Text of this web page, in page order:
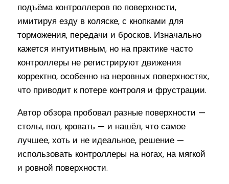
подъёма контроллеров по поверхности,
имитируя езду в коляске, с кнопками для
торможения, передачи и бросков. Изначально
кажется интуитивным, но на практике часто
контроллеры не регистрируют движения
корректно, особенно на неровных поверхностях,
что приводит к потере контроля и фрустрации.
Автор обзора пробовал разные поверхности —
столы, пол, кровать — и нашёл, что самое
лучшее, хоть и не идеальное, решение —
использовать контроллеры на ногах, на мягкой
и ровной поверхности.